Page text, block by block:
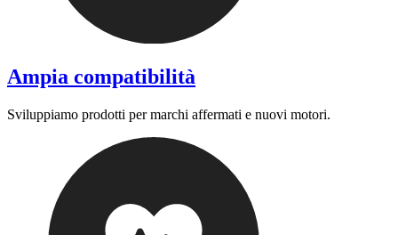
Ampia compatibilità
Sviluppiamo prodotti per marchi affermati e nuovi motori.